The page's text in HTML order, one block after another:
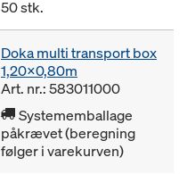
50 stk.
Doka multi transport box
1,20x0,80m
Art. nr.: 583011000
Systememballage
påkrævet (beregning
følger i varekurven)